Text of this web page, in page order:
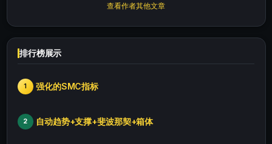
查看作者其他文章
排行榜展示
1 强化的SMC指标
2 自动趋势+支撑+斐波那契+箱体